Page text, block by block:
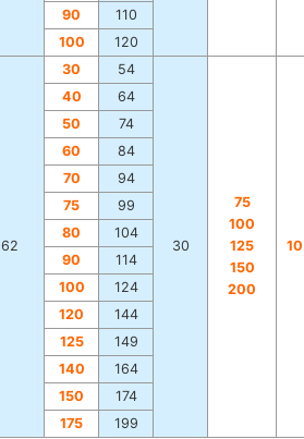
90
110
100
120
62
30 54
30
75
100
125
150
200
40
64
50
74
60
84
70
94
75
99
80
104
90
114
100
124
120
144
125
149
140
164
150
174
175
199